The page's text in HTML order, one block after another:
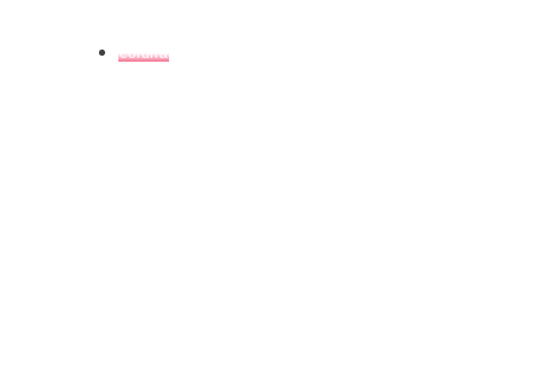
coluna